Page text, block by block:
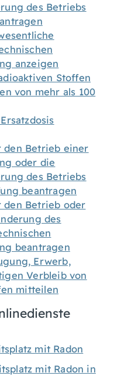
des Betriebs
anzeigen
Stoffen
von mehr als 100
den Betrieb einer
oder die
des Betriebs
beantragen
den Betrieb oder
des
beantragen
Erwerb,
Verbleib von
mitteilen
mit Radon
mit Radon in